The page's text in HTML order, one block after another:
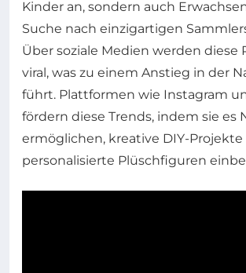
Kinder an, sondern auch
Suche nach einzigartigen
Über soziale Medien werden diese
viral, was zu einem Anstieg in der
führt. Plattformen wie Instagram
fördern diese Trends, indem sie es
ermöglichen, kreative DIY-Projekte
personalisierte Plüschfiguren